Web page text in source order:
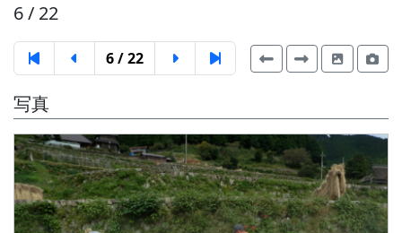
6 / 22
6 / 22
写真